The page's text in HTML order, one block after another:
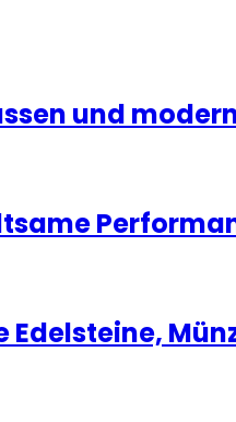
und
Edelsteine,